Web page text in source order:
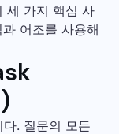
세 가지 핵심 사
어조를 사용해
. 질문의 모든